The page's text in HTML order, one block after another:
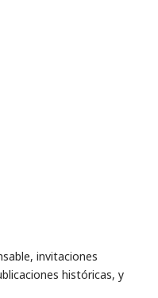
invitaciones
históricas, y